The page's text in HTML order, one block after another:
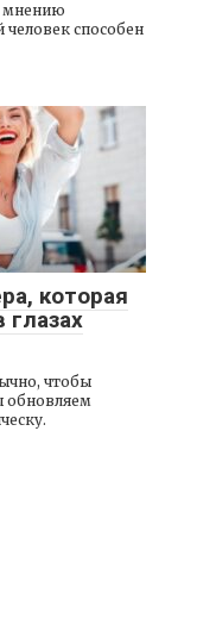
мнению
способен
которая
глазах
чтобы
обновляем